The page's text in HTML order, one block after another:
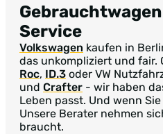
Service
Volkswagen kaufen in
das unkompliziert und fair.
Roc, ID.3 oder VW
und Crafter - wir haben
Leben passt. Und wenn
Unsere Berater nehmen
braucht.